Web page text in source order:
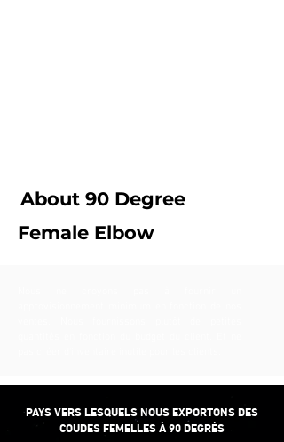
About 90 Degree
Female Elbow
PAYS VERS LESQUELS NOUS EXPORTONS DES
COUDES FEMELLES À 90 DEGRÉS